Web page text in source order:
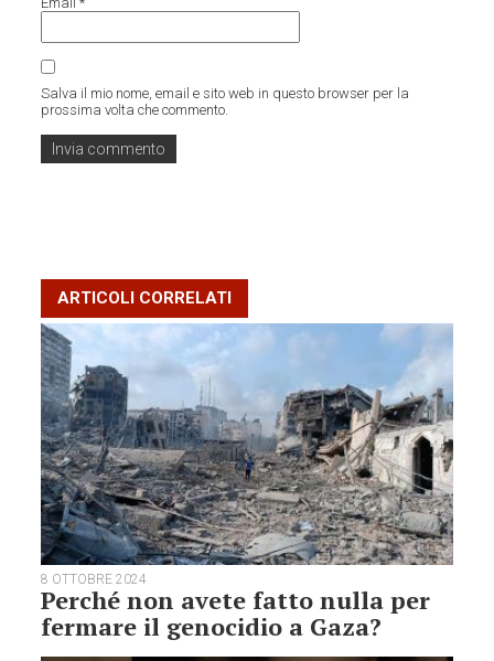
Salva il mio nome, email e sito web in questo browser per la
prossima volta che commento.
ARTICOLI CORRELATI
8 OTTOBRE 2024
Perché non avete fatto nulla per
fermare il genocidio a Gaza?